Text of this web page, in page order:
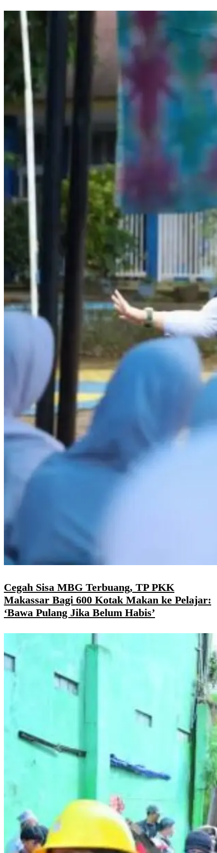
Cegah Sisa MBG Terbuang, TP PKK
Makassar Bagi 600 Kotak Makan ke Pelajar:
‘Bawa Pulang Jika Belum Habis’